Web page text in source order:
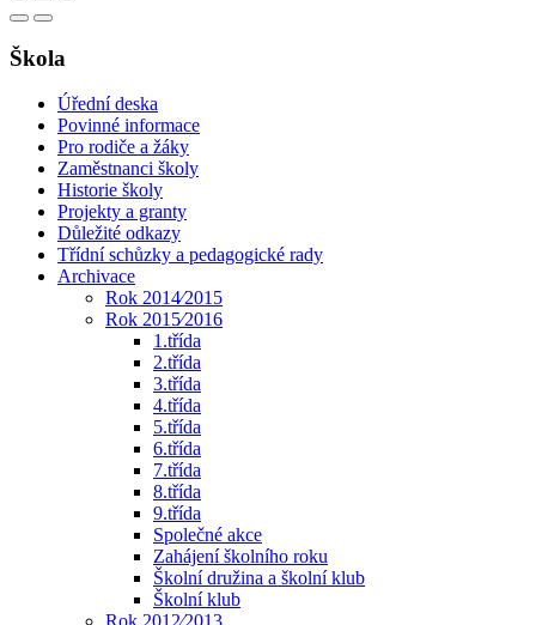
Škola
Úřední deska
Povinné informace
Pro rodiče a žáky
Zaměstnanci školy
Historie školy
Projekty a granty
Důležité odkazy
Třídní schůzky a pedagogické rady
Archivace
Rok 2014⁄2015
Rok 2015⁄2016
1.třída
2.třída
3.třída
4.třída
5.třída
6.třída
7.třída
8.třída
9.třída
Společné akce
Zahájení školního roku
Školní družina a školní klub
Školní klub